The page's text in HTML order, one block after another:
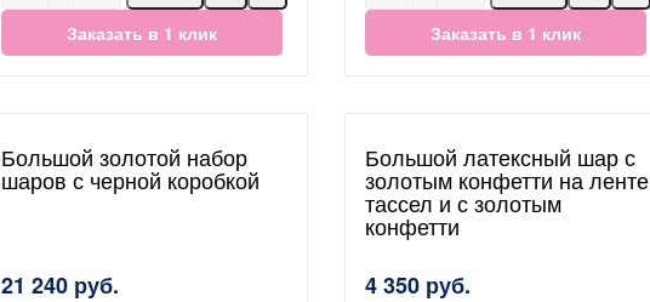
Заказать в 1 клик
Заказать в 1 клик
Большой золотой набор
шаров с черной коробкой
21 240 руб.
Большой латексный шар с
золотым конфетти на ленте
тассел и с золотым
конфетти
4 350 руб.